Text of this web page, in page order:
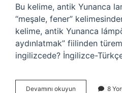
Bu kelime, antik Yunanca
“meşale, fener”
kelime, antik Yunanca
aydınlatmak” fiilinden
ingilizcede? İngilizce-
Devamını okuyun 8